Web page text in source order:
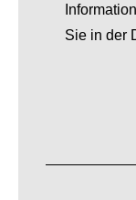
Sie in der